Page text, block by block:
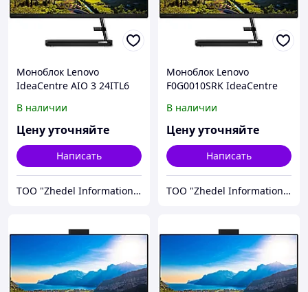
Моноблок Lenovo
IdeaCentre AIO 3 24ITL6
В наличии
Цену уточняйте
Написать
ТОО "Zhedel Information Systems"
Моноблок Lenovo
F0G0010SRK IdeaCentre
В наличии
Цену уточняйте
Написать
ТОО "Zhedel Information Systems"